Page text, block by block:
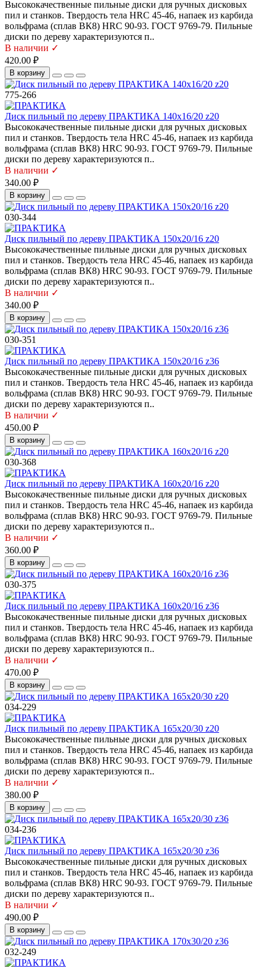
Высококачественные пильные диски для ручных дисковых
пил и станков. Твердость тела HRC 45-46, напаек из карбида
вольфрама (сплав ВК8) HRC 90-93. ГОСТ 9769-79. Пильные
диски по дереву характеризуются п..
В наличии ✓
420.00 ₽
В корзину
775-266
Диск пильный по дереву ПРАКТИКА 140х16/20 z20
Высококачественные пильные диски для ручных дисковых
пил и станков. Твердость тела HRC 45-46, напаек из карбида
вольфрама (сплав ВК8) HRC 90-93. ГОСТ 9769-79. Пильные
диски по дереву характеризуются п..
В наличии ✓
340.00 ₽
В корзину
030-344
Диск пильный по дереву ПРАКТИКА 150х20/16 z20
Высококачественные пильные диски для ручных дисковых
пил и станков. Твердость тела HRC 45-46, напаек из карбида
вольфрама (сплав ВК8) HRC 90-93. ГОСТ 9769-79. Пильные
диски по дереву характеризуются п..
В наличии ✓
340.00 ₽
В корзину
030-351
Диск пильный по дереву ПРАКТИКА 150х20/16 z36
Высококачественные пильные диски для ручных дисковых
пил и станков. Твердость тела HRC 45-46, напаек из карбида
вольфрама (сплав ВК8) HRC 90-93. ГОСТ 9769-79. Пильные
диски по дереву характеризуются п..
В наличии ✓
450.00 ₽
В корзину
030-368
Диск пильный по дереву ПРАКТИКА 160х20/16 z20
Высококачественные пильные диски для ручных дисковых
пил и станков. Твердость тела HRC 45-46, напаек из карбида
вольфрама (сплав ВК8) HRC 90-93. ГОСТ 9769-79. Пильные
диски по дереву характеризуются п..
В наличии ✓
360.00 ₽
В корзину
030-375
Диск пильный по дереву ПРАКТИКА 160х20/16 z36
Высококачественные пильные диски для ручных дисковых
пил и станков. Твердость тела HRC 45-46, напаек из карбида
вольфрама (сплав ВК8) HRC 90-93. ГОСТ 9769-79. Пильные
диски по дереву характеризуются п..
В наличии ✓
470.00 ₽
В корзину
034-229
Диск пильный по дереву ПРАКТИКА 165х20/30 z20
Высококачественные пильные диски для ручных дисковых
пил и станков. Твердость тела HRC 45-46, напаек из карбида
вольфрама (сплав ВК8) HRC 90-93. ГОСТ 9769-79. Пильные
диски по дереву характеризуются п..
В наличии ✓
380.00 ₽
В корзину
034-236
Диск пильный по дереву ПРАКТИКА 165х20/30 z36
Высококачественные пильные диски для ручных дисковых
пил и станков. Твердость тела HRC 45-46, напаек из карбида
вольфрама (сплав ВК8) HRC 90-93. ГОСТ 9769-79. Пильные
диски по дереву характеризуются п..
В наличии ✓
490.00 ₽
В корзину
032-249